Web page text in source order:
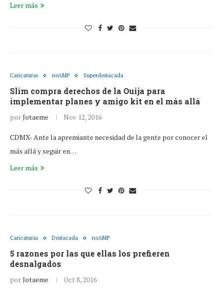
Leer más
Caricaturas noAMP Superdestacada
Slim compra derechos de la Ouija para
implementar planes y amigo kit en el más allá
porJotaeme Nov 12, 2016
CDMX- Ante la apremiante necesidad de la gente por conocer el
más allá y seguir en…
Leer más
Caricaturas Destacada noAMP
5 razones por las que ellas los prefieren
desnalgados
porJotaeme Oct 8, 2016